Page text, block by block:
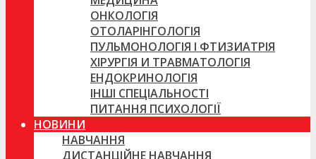
ОНКОЛОГІЯ
ОТОЛАРІНГОЛОГІЯ
ПУЛЬМОНОЛОГІЯ І ФТИЗИАТРІЯ
ХІРУРГІЯ И ТРАВМАТОЛОГІЯ
ЕНДОКРИНОЛОГІЯ
ІНШІ СПЕЦІАЛЬНОСТІ
ПИТАННЯ ПСИХОЛОГІЇ
НОВИНИ
НАВЧАННЯ
ДИСТАНЦІЙНЕ НАВЧАННЯ